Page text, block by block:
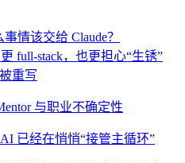
情该交给 Claude？
full-stack，也更担心“生锈”
重写
与职业不确定性
已经在悄悄“接管主循环”